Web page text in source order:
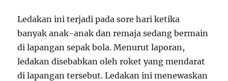
Ledakan ini terjadi pada sore hari ketika
banyak anak-anak dan remaja sedang bermain
di lapangan sepak bola. Menurut laporan,
ledakan disebabkan oleh roket yang mendarat
di lapangan tersebut. Ledakan ini menewaskan